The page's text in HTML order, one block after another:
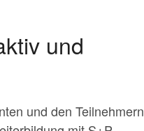
und
und den Teilnehmern